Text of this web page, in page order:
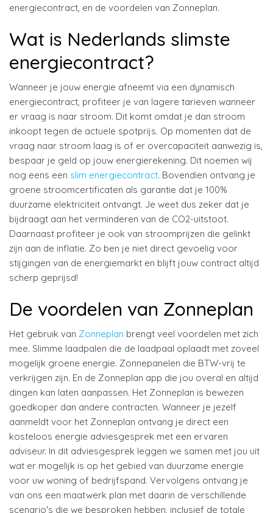
energiecontract, en de voordelen van Zonneplan.
Wat is Nederlands slimste
energiecontract?
Wanneer je jouw energie afneemt via een dynamisch
energiecontract, profiteer je van lagere tarieven wanneer
er vraag is naar stroom. Dit komt omdat je dan stroom
inkoopt tegen de actuele spotprijs. Op momenten dat de
vraag naar stroom laag is of er overcapaciteit aanwezig is,
bespaar je geld op jouw energierekening. Dit noemen wij
nog eens een slim energiecontract. Bovendien ontvang je
groene stroomcertificaten als garantie dat je 100%
duurzame elektriciteit ontvangt. Je weet dus zeker dat je
bijdraagt aan het verminderen van de CO2-uitstoot.
Daarnaast profiteer je ook van stroomprijzen die gelinkt
zijn aan de inflatie. Zo ben je niet direct gevoelig voor
stijgingen van de energiemarkt en blijft jouw contract altijd
scherp geprijsd!
De voordelen van Zonneplan
Het gebruik van Zonneplan brengt veel voordelen met zich
mee. Slimme laadpalen die de laadpaal oplaadt met zoveel
mogelijk groene energie. Zonnepanelen die BTW-vrij te
verkrijgen zijn. En de Zonneplan app die jou overal en altijd
dingen kan laten aanpassen. Het Zonneplan is bewezen
goedkoper dan andere contracten. Wanneer je jezelf
aanmeldt voor het Zonneplan ontvang je direct een
kosteloos energie adviesgesprek met een ervaren
adviseur. In dit adviesgesprek leggen we samen met jou uit
wat er mogelijk is op het gebied van duurzame energie
voor uw woning of bedrijfspand. Vervolgens ontvang je
van ons een maatwerk plan met daarin de verschillende
scenario's die we besproken hebben, inclusief de totale